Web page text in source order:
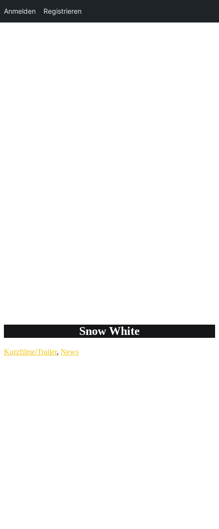
Anmelden Registrieren
Snow White
Kurzfilme/Trailer, News